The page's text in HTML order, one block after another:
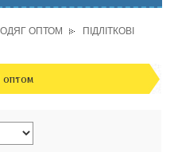
ОПТОМ
ПІДЛІТКОВІ